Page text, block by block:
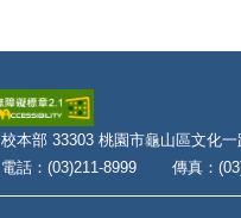
校本部 33303 桃園市龜山區文化一
電話：(03)211-8999 傳真：